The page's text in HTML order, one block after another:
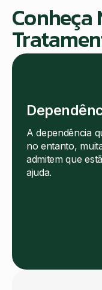
Conheça
A dependência
no entanto,
admitem que
ajuda.